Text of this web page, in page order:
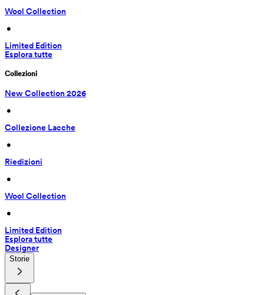
Wool Collection
•
Limited Edition
Esplora tutte
Collezioni
New Collection 2026
•
Collezione Lacche
•
Riedizioni
•
Wool Collection
•
Limited Edition
Esplora tutte
Designer
Storie